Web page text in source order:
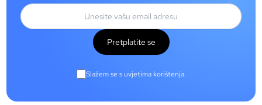
Pretplatite se
Slažem se s uvjetima korištenja.